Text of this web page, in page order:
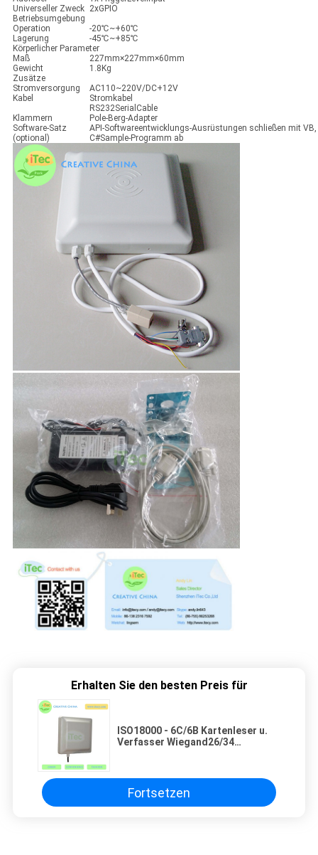
Universeller Zweck 2xGPIO
Betriebsumgebung
Operation
-20℃~+60℃
Lagerung
-45℃~+85℃
Körperlicher Parameter
Maß
227mm×227mm×60mm
Gewicht
1.8Kg
Zusätze
Stromversorgung
AC110~220V/DC+12V
Kabel
Stromkabel
RS232SerialCable
Klammern
Pole-Berg-Adapter
Software-Satz
(optional)
API-Softwareentwicklungs-Ausrüstungen schließen mit VB,
C#Sample-Programm ab
Erhalten Sie den besten Preis für
ISO18000 ‐ 6C/6B Kartenleser u.
Verfasser Wiegand26/34
Fortsetzen